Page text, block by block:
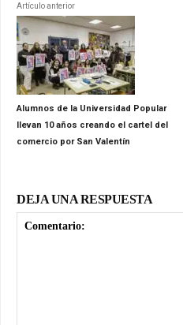
Artículo anterior
Alumnos de la Universidad Popular
llevan 10 años creando el cartel del
comercio por San Valentín
DEJA UNA RESPUESTA